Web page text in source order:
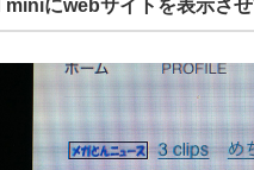
にwebサイトを表示させ